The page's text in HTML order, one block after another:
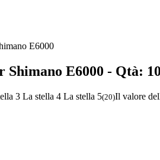
E6000
Shimano E6000 - Qtà:
3 La stella 4 La stella 5(20)Il valore